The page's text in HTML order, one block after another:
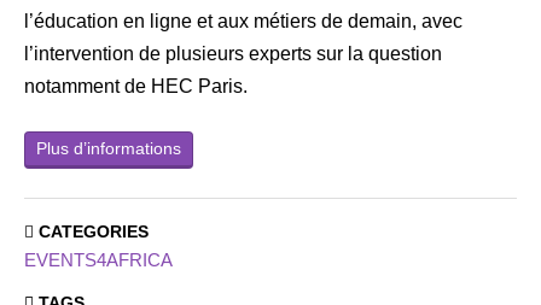
l’éducation en ligne et aux métiers de demain, avec
l’intervention de plusieurs experts sur la question
notamment de HEC Paris.
Plus d’informations
CATEGORIES
EVENTS4AFRICA